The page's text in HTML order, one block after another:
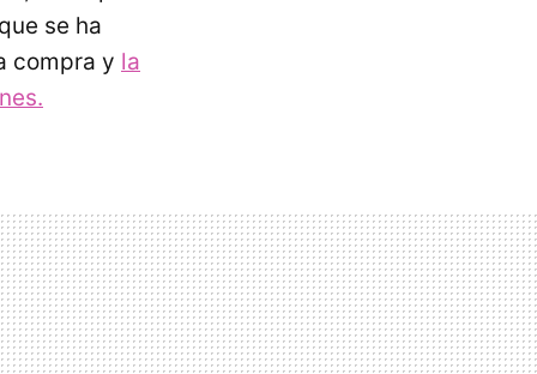
se ha
compra y la